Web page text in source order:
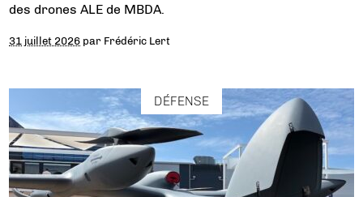
des drones ALE de MBDA.
31 juillet 2026 par Frédéric Lert
DÉFENSE